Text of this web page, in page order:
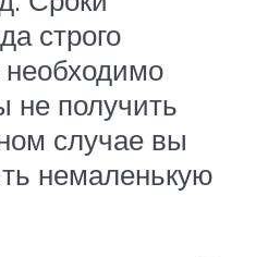
строго
не получить
случае вы
немаленькую